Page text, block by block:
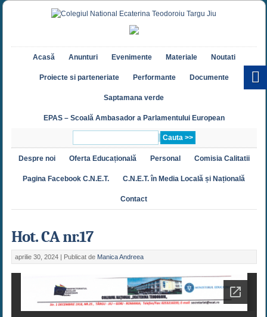
Acasă Anunturi Evenimente Materiale Noutati
Proiecte si parteneriate Performante Documente
Saptamana verde
EPAS – Scoală Ambasador a Parlamentului European
Despre noi Oferta Educațională Personal Comisia Calitatii
Pagina Facebook C.N.E.T. C.N.E.T. în Media Locală și Națională
Contact
Hot. CA nr.17
aprilie 30, 2024 | Publicat de Manica Andreea